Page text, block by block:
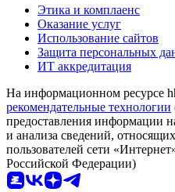
Этика и комплаенс
Оказание услуг
Использование сайтов
Защита персональных
ИТ аккредитация
На информационном ресурсе
рекомендательные технологии
предоставления информации
и анализа сведений,
пользователей сети
Российской Федерации)